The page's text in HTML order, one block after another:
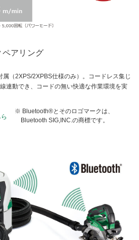
アリング
（2XPS/2XPBS仕様のみ）。コードレス集じ
連動でき、コードの無い快適な作業環境を実
Bluetooth®とそのロゴマークは、
Bluetooth SIG,INC.の商標です。